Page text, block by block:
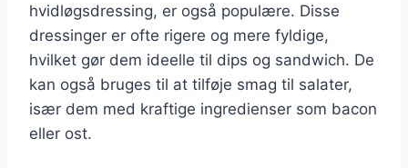
hvidløgsdressing, er også populære. Disse
dressinger er ofte rigere og mere fyldige,
hvilket gør dem ideelle til dips og sandwich. De
kan også bruges til at tilføje smag til salater,
især dem med kraftige ingredienser som bacon
eller ost.